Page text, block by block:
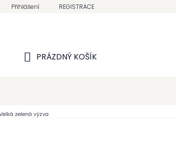
Přihlášení REGISTRACE
PRÁZDNÝ KOŠÍK
zelená výzva